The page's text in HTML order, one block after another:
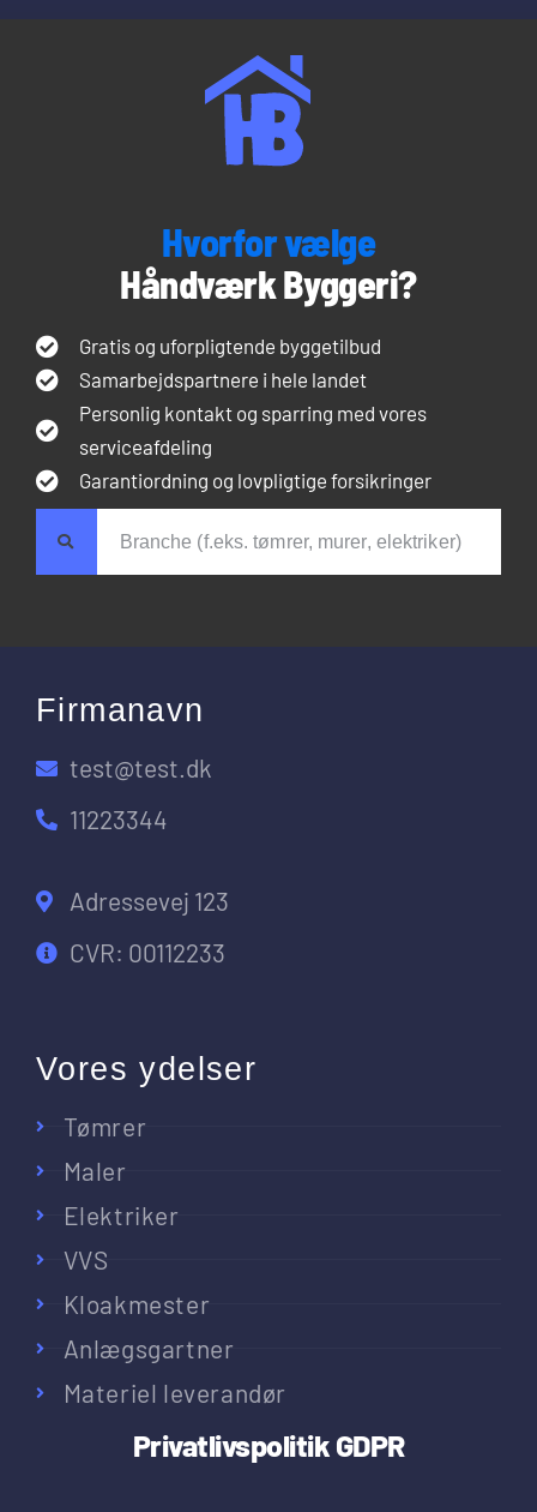
Hvorfor vælge
Håndværk Byggeri?
Gratis og uforpligtende byggetilbud
Samarbejdspartnere i hele landet
Personlig kontakt og sparring med vores
serviceafdeling
Garantiordning og lovpligtige forsikringer
Firmanavn
test@test.dk
11223344
Adressevej 123
CVR: 00112233
Vores ydelser
Tømrer
Maler
Elektriker
VVS
Kloakmester
Anlægsgartner
Materiel leverandør
Privatlivspolitik GDPR